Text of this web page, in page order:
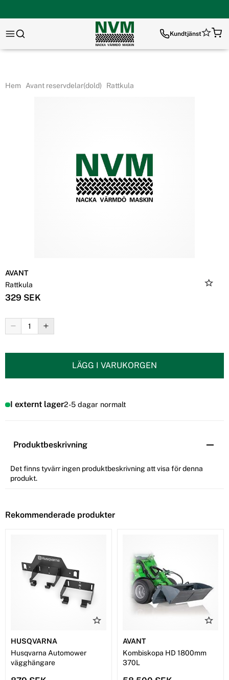
Kundtjänst
Hem Avant reservdelar(dold) Rattkula
AVANT
Rattkula
329 SEK
LÄGG I VARUKORGEN
I externt lager2-5 dagar normalt
Produktbeskrivning
Det finns tyvärr ingen produktbeskrivning att visa för denna
produkt.
Rekommenderade produkter
HUSQVARNA
Husqvarna Automower
vägghängare
AVANT
Kombiskopa HD 1800mm
370L